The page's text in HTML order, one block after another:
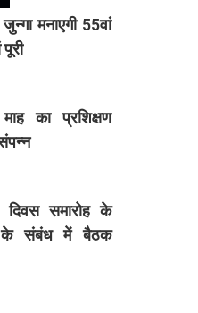
मनाएगी 55वां
का प्रशिक्षण
दिवस समारोह के
के संबंध में बैठक